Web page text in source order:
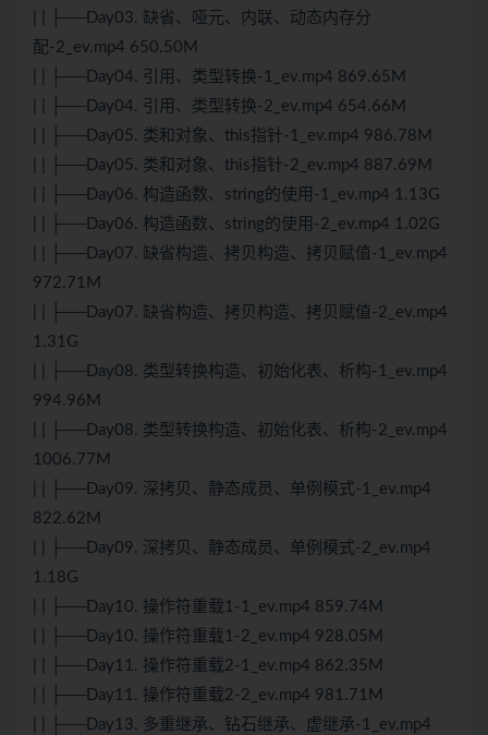
| | ├──Day03. 缺省、哑元、内联、动态内存分
配-2_ev.mp4 650.50M
| | ├──Day04. 引用、类型转换-1_ev.mp4 869.65M
| | ├──Day04. 引用、类型转换-2_ev.mp4 654.66M
| | ├──Day05. 类和对象、this指针-1_ev.mp4 986.78M
| | ├──Day05. 类和对象、this指针-2_ev.mp4 887.69M
| | ├──Day06. 构造函数、string的使用-1_ev.mp4 1.13G
| | ├──Day06. 构造函数、string的使用-2_ev.mp4 1.02G
| | ├──Day07. 缺省构造、拷贝构造、拷贝赋值-1_ev.mp4
972.71M
| | ├──Day07. 缺省构造、拷贝构造、拷贝赋值-2_ev.mp4
1.31G
| | ├──Day08. 类型转换构造、初始化表、析构-1_ev.mp4
994.96M
| | ├──Day08. 类型转换构造、初始化表、析构-2_ev.mp4
1006.77M
| | ├──Day09. 深拷贝、静态成员、单例模式-1_ev.mp4
822.62M
| | ├──Day09. 深拷贝、静态成员、单例模式-2_ev.mp4
1.18G
| | ├──Day10. 操作符重载1-1_ev.mp4 859.74M
| | ├──Day10. 操作符重载1-2_ev.mp4 928.05M
| | ├──Day11. 操作符重载2-1_ev.mp4 862.35M
| | ├──Day11. 操作符重载2-2_ev.mp4 981.71M
| | ├──Day13. 多重继承、钻石继承、虚继承-1_ev.mp4